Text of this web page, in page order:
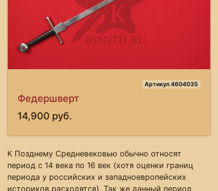
Артикул 4604035
Федершверт
14,900 руб.
К Позднему Средневековью обычно относят
период с 14 века по 16 век (хотя оценки границ
периода у российских и западноевропейских
историков расходятся). Так же данный период